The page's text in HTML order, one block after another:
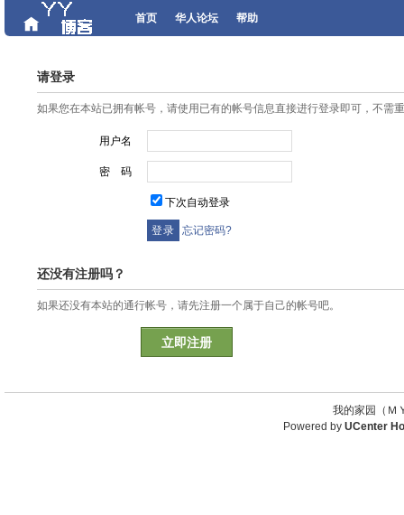
首页 华人论坛 帮助
请登录
如果您在本站已拥有帐号，请使用已有的帐号信息直接进行登录即可，不需
用户名
密 码
下次自动登录
忘记密码?
还没有注册吗？
如果还没有本站的通行帐号，请先注册一个属于自己的帐号吧。
立即注册
我的家园（
Powered by UCenter